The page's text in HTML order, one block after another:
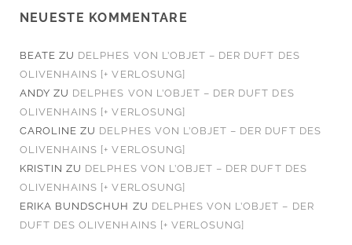
NEUESTE KOMMENTARE
BEATE ZU DELPHES VON L’OBJET – DER DUFT DES
OLIVENHAINS [+ VERLOSUNG]
ANDY ZU DELPHES VON L’OBJET – DER DUFT DES
OLIVENHAINS [+ VERLOSUNG]
CAROLINE ZU DELPHES VON L’OBJET – DER DUFT DES
OLIVENHAINS [+ VERLOSUNG]
KRISTIN ZU DELPHES VON L’OBJET – DER DUFT DES
OLIVENHAINS [+ VERLOSUNG]
ERIKA BUNDSCHUH ZU DELPHES VON L’OBJET – DER
DUFT DES OLIVENHAINS [+ VERLOSUNG]